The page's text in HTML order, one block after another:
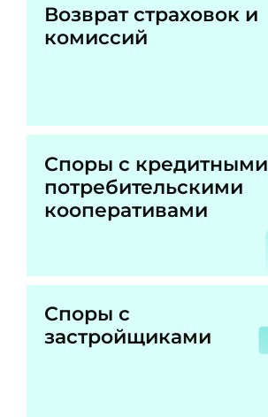
Возврат страховок и
комиссий
Споры с кредитными
потребительскими
кооперативами
Споры с
застройщиками